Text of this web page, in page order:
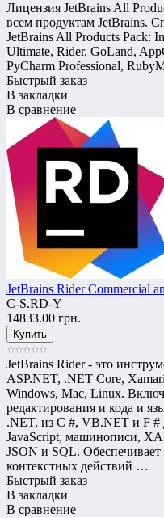
Лицензия JetBrains All
всем продуктам JetBrains.
JetBrains All Products Pack:
Ultimate, Rider, GoLand,
PyCharm Professional,
Быстрый заказ
В закладки
В сравнение
JetBrains Rider Commercial
C-S.RD-Y
14833.00 грн.
JetBrains Rider - это
ASP.NET, .NET Core,
Windows, Mac, Linux.
редактирования и кода и
.NET, из C #, VB.NET и F #
JavaScript, машинописи,
JSON и SQL.
контекстных действий …
Быстрый заказ
В закладки
В сравнение